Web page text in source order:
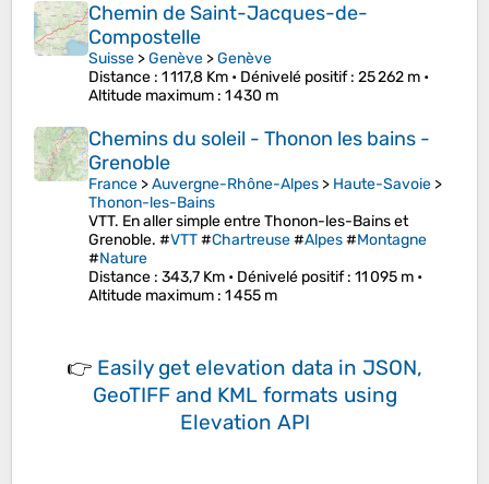
Chemin de Saint-Jacques-de-
Compostelle
Suisse >Genève >Genève
Distance : 1 117,8 Km • Dénivelé positif: 25 262 m •
Altitude maximum : 1 430 m
Chemins du soleil - Thonon les bains -
Grenoble
France >Auvergne-Rhône-Alpes > Haute-Savoie >
Thonon-les-Bains
VTT. En aller simple entre Thonon-les-Bains et
Grenoble. #VTT#Chartreuse#Alpes#Montagne
#Nature
Distance : 343,7 Km • Dénivelé positif: 11 095 m •
Altitude maximum : 1 455 m
👉 Easily get elevation data in JSON,
GeoTIFF and KML formats using
Elevation API